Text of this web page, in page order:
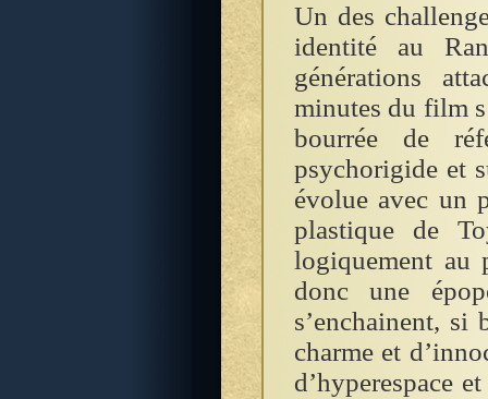
Un des
identité au
générations
minutes du film
bourrée de
psychorigide et
évolue avec un
plastique de
logiquement au
donc une
s’enchainent,
charme et
d’hyperespace